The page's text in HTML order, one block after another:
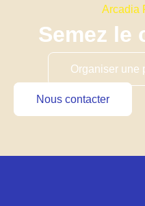
Arcadia
Semez le
Organiser une
Nous contacter